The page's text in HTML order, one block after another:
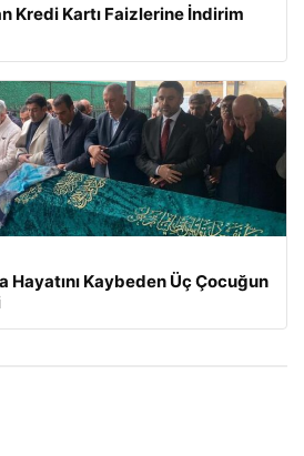
Kredi Kartı Faizlerine İndirim
Hayatını Kaybeden Üç Çocuğun